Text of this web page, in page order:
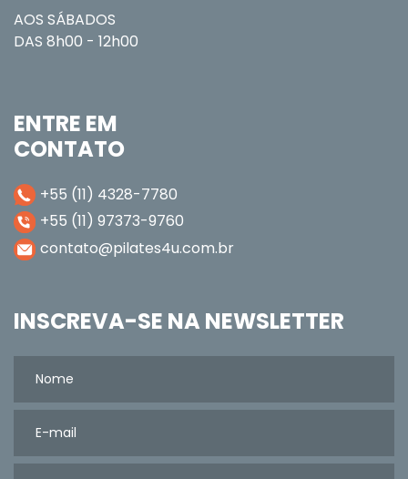
AOS SÁBADOS
DAS 8h00 - 12h00
ENTRE EM
CONTATO
+55 (11) 4328-7780
+55 (11) 97373-9760
contato@pilates4u.com.br
INSCREVA-SE NA NEWSLETTER